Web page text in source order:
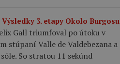
Výsledky 3. etapy Okolo Burgosu
Gall triumfoval po útoku v
stúpaní Valle de Valdebezana a
So stratou 11 sekúnd